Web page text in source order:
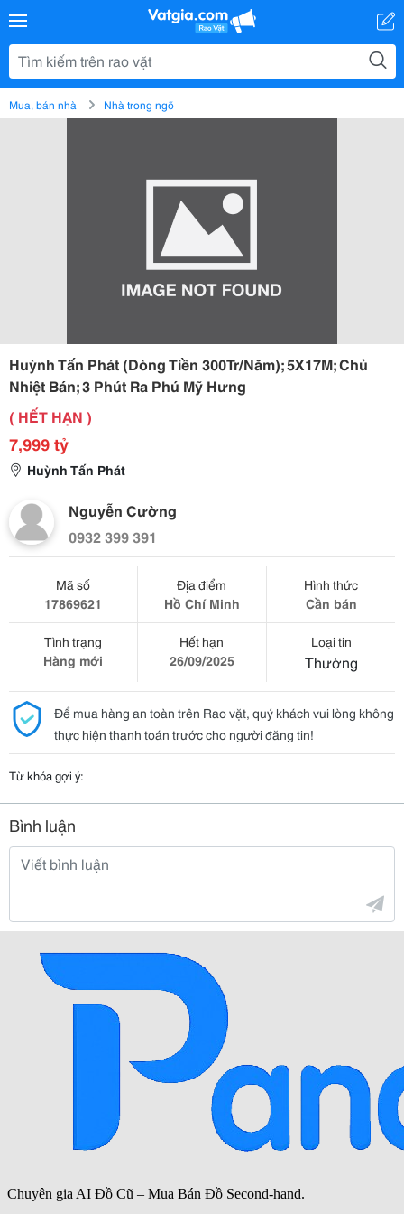
Mua, bán nhà Nhà trong ngõ
Huỳnh Tấn Phát (Dòng Tiền 300Tr/Năm); 5X17M; Chủ
Nhiệt Bán; 3 Phút Ra Phú Mỹ Hưng
( HẾT HẠN )
7,999 tỷ
Huỳnh Tấn Phát
Nguyễn Cường
0932 399 391
Mã số
17869621
Địa điểm
Hồ Chí Minh
Hình thức
Cần bán
Tình trạng
Hàng mới
Hết hạn
26/09/2025
Loại tin
Thường
Để mua hàng an toàn trên Rao vặt, quý khách vui lòng không
thực hiện thanh toán trước cho người đăng tin!
Từ khóa gợi ý:
Bình luận